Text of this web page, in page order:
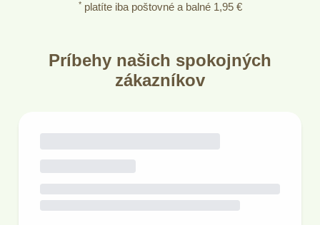
*platíte iba poštovné a balné 1,95 €
Príbehy našich spokojných
zákazníkov